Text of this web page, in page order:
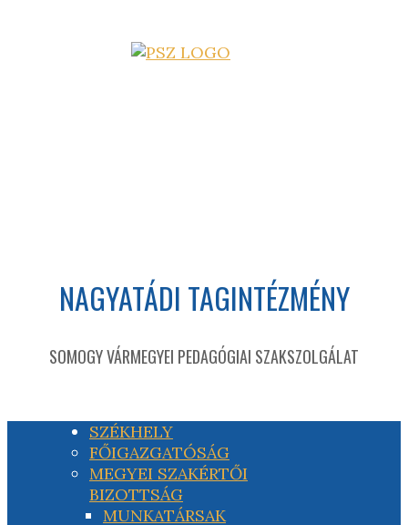
NAGYATÁDI TAGINTÉZMÉNY
SOMOGY VÁRMEGYEI PEDAGÓGIAI SZAKSZOLGÁLAT
SZÉKHELY
FŐIGAZGATÓSÁG
MEGYEI SZAKÉRTŐI
BIZOTTSÁG
MUNKATÁRSAK